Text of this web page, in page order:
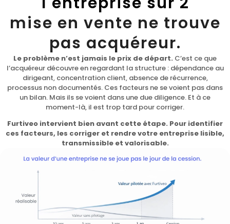
mise en vente ne trouve
pas acquéreur.
Le problème n’est jamais le prix de départ. C’est ce que
l’acquéreur découvre en regardant la structure : dépendance au
dirigeant, concentration client, absence de récurrence,
processus non documentés. Ces facteurs ne se voient pas dans
un bilan. Mais ils se voient dans une due diligence. Et à ce
moment-là, il est trop tard pour corriger.
Furtiveo intervient bien avant cette étape. Pour identifier
ces facteurs, les corriger et rendre votre entreprise lisible,
transmissible et valorisable.